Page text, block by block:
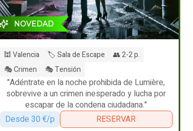
NOVEDAD
🕍 Valencia 🏷️ Sala de Escape
👥 2-2 p.
🎭 Crimen
🎭 Tensión
"Adéntrate en la noche prohibida de Lumière,
sobrevive a un crimen inesperado y lucha por
escapar de la condena ciudadana."
Desde 30 €/p
RESERVAR